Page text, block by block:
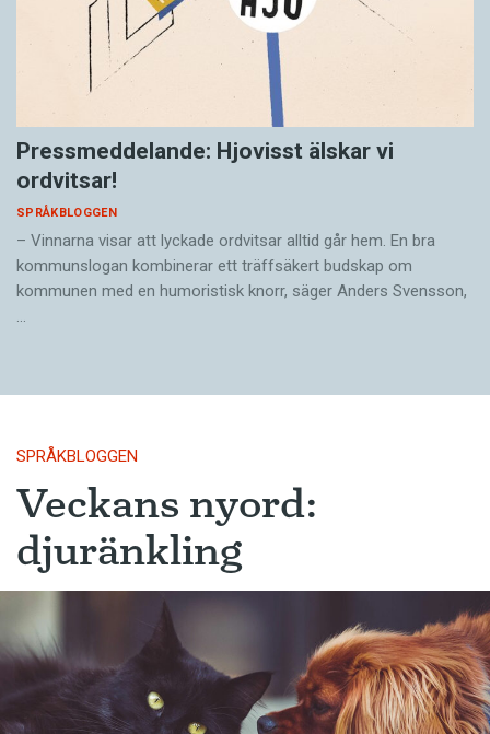
Pressmeddelande: Hjovisst älskar vi
ordvitsar!
SPRÅKBLOGGEN
– Vinnarna visar att lyckade ordvitsar alltid går hem. En bra
kommunslogan kombinerar ett träffsäkert budskap om
kommunen med en humoristisk knorr, säger Anders Svensson,
…
SPRÅKBLOGGEN
Veckans nyord:
djuränkling